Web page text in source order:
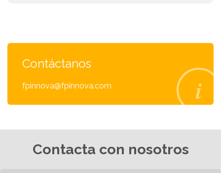
Contáctanos
fpinnova@fpinnova.com
Contacta con nosotros